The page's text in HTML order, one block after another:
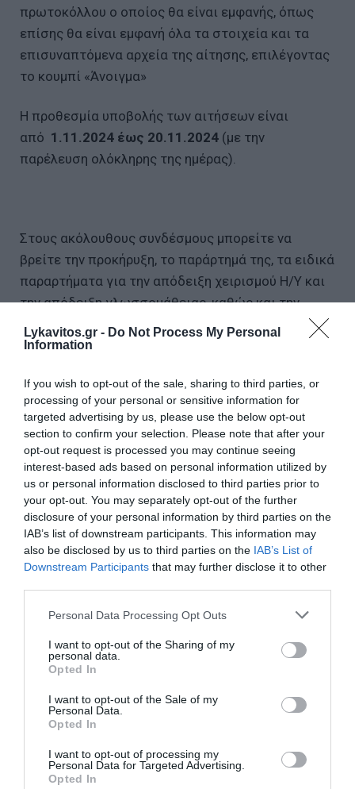
Lykavitos.gr - Do Not Process My Personal
Information
If you wish to opt-out of the sale, sharing to third parties, or
processing of your personal or sensitive information for
targeted advertising by us, please use the below opt-out
section to confirm your selection. Please note that after your
opt-out request is processed you may continue seeing
interest-based ads based on personal information utilized by
us or personal information disclosed to third parties prior to
your opt-out. You may separately opt-out of the further
disclosure of your personal information by third parties on the
IAB’s list of downstream participants. This information may
also be disclosed by us to third parties on the IAB’s List of
Downstream Participants that may further disclose it to other
Please note that this website/app uses one or more Google
not limited to your visit or usage behaviour. You may click to
grant or deny consent to Google and its third-party tags to
use your data for below specified purposes in below Google
consent section.
Personal Data Processing Opt Outs
I want to opt-out of the Sharing of my
personal data.
Opted In
I want to opt-out of the Sale of my
Personal Data.
Opted In
I want to opt-out of processing my
Personal Data for Targeted Advertising.
Opted In
πρωτοκόλλου ο οποίος θα είναι εμφανής, όπως
επίσης θα είναι εμφανή όλα τα στοιχεία και τα
επισυναπτόμενα αρχεία της αίτησης, επιλέγοντας
το κουμπί «Άνοιγμα»
Η προθεσμία υποβολής των αιτήσεων είναι
από 1.11.2024 έως 20.11.2024 (με την
παρέλευση ολόκληρης της ημέρας).
Στους ακόλουθους συνδέσμους μπορείτε να
βρείτε την προκήρυξη, το παράρτημά της, τα ειδικά
παραρτήματα για την απόδειξη χειρισμού Η/Υ και
την απόδειξη γλωσσομάθειας, καθώς και την
σχετική αίτηση σε επεξεργάσιμη μορφή.
επιλέξτε το σύνδεσμο Υποβολή αίτησης.
Παρακαλούμε λάβετε υπόψη σας ότι η αίτησή σας
πρέπει να είναι υπογεγραμμένη με φυσική
υπογραφή.
Διαβάστε περισσότερα στο:moneypress.gr
Mόνιμες προσλήψεις στο Υπουργείο Εξωτερικών
Ακολουθήστε το Lykavitos.gr
και μάθετε πρώτοι όλες τις
ειδήσεις